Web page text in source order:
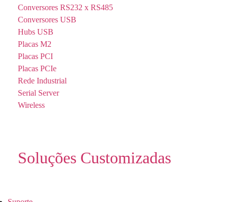
Conversores RS232 x RS485
Conversores USB
Hubs USB
Placas M2
Placas PCI
Placas PCIe
Rede Industrial
Serial Server
Wireless
Soluções Customizadas